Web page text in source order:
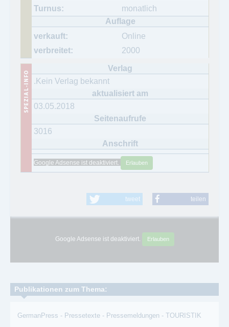
monatlich
Online
2000
.Kein Verlag bekannt
03.05.2018
3016
Google Adsense ist deaktiviert. Erlauben
tweet teilen
Google Adsense ist deaktiviert. Erlauben
Publikationen zum Thema:
GermanPress - Pressetexte - Pressemeldungen - TOURISTIK